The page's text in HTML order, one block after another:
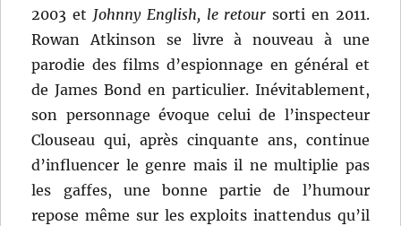
2003 et Johnny English, le retour sorti en 2011.
Rowan Atkinson se livre à nouveau à une
parodie des films d’espionnage en général et
de James Bond en particulier. Inévitablement,
son personnage évoque celui de l’inspecteur
Clouseau qui, après cinquante ans, continue
d’influencer le genre mais il ne multiplie pas
les gaffes, une bonne partie de l’humour
repose même sur les exploits inattendus qu’il